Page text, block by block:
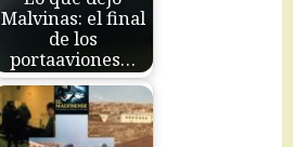
Malvinas: el final
de los
portaaviones…